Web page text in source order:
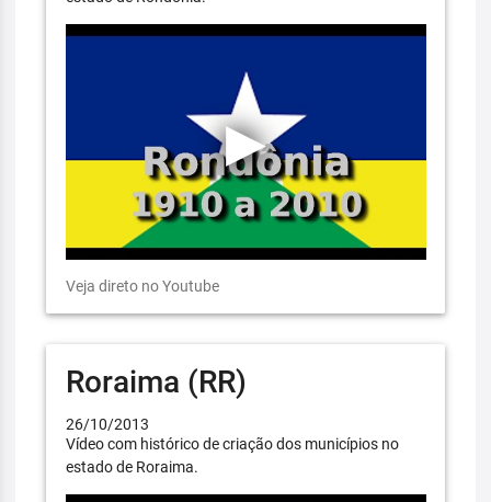
Veja direto no Youtube
Roraima (RR)
26/10/2013
Vídeo com histórico de criação dos municípios no
estado de Roraima.